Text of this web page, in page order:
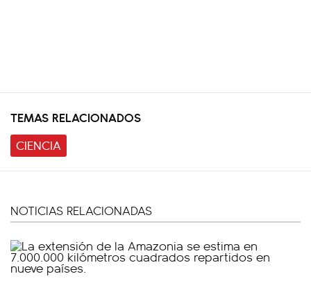
TEMAS RELACIONADOS
CIENCIA
NOTICIAS RELACIONADAS